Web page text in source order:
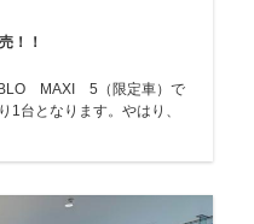
！！
MAXI 5（限定車）で
1台となります。やはり、